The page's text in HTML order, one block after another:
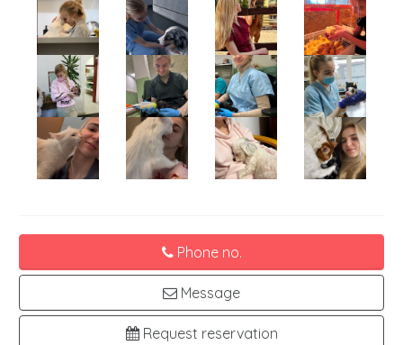
Phone no.
Message
Request reservation